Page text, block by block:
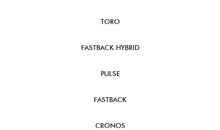
TORO
FASTBACK HYBRID
PULSE
FASTBACK
CRONOS